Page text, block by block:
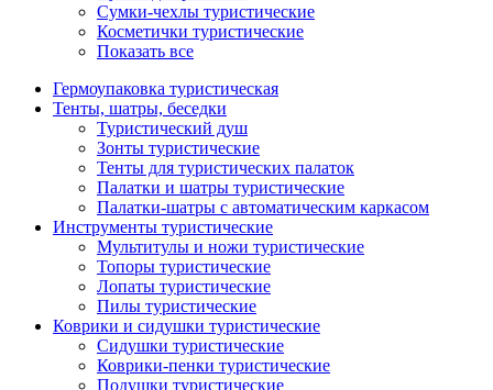
Сумки-чехлы туристические
Косметички туристические
Показать все
Гермоупаковка туристическая
Тенты, шатры, беседки
Туристический душ
Зонты туристические
Тенты для туристических палаток
Палатки и шатры туристические
Палатки-шатры с автоматическим каркасом
Инструменты туристические
Мультитулы и ножи туристические
Топоры туристические
Лопаты туристические
Пилы туристические
Коврики и сидушки туристические
Сидушки туристические
Коврики-пенки туристические
Подушки туристические